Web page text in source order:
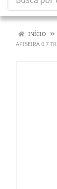
INÍCIO
APISEIRA 0.7